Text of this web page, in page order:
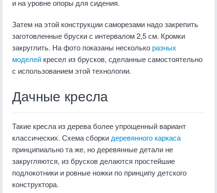
и на уровне опоры для сидения.
Затем на этой конструкции саморезами надо закрепить
заготовленные бруски с интервалом 2,5 см. Кромки
закруглить. На фото показаны несколько разных
моделей кресел из брусков, сделанные самостоятельно
с использованием этой технологии.
Дачные кресла
Такие кресла из дерева более упрощенный вариант
классических. Схема сборки деревянного каркаса
принципиально та же, но деревянные детали не
закругляются, из брусков делаются простейшие
подлокотники и ровные ножки по принципу детского
конструктора.